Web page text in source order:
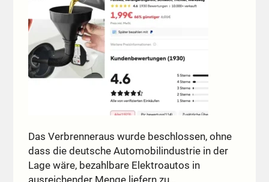
Das Verbrenneraus wurde beschlossen, ohne
dass die deutsche Automobilindustrie in der
Lage wäre, bezahlbare Elektroautos in
ausreichender Menge liefern zu…